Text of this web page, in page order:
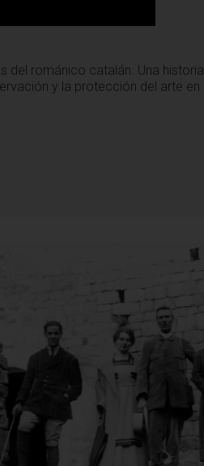
del románico catalán. Una historia
y la protección del arte en